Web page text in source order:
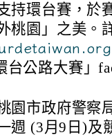
持環台賽，於
桃園」之美。
台公路大賽」
園市政府警察
週 (3月9日)及